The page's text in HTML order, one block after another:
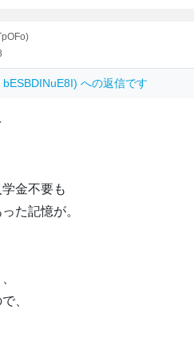
bESBDINuE8I) への返信です
金不要も
た記憶が。
、